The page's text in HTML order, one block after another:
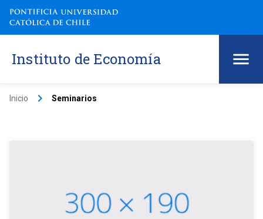
Instituto de Economía
Inicio keyboard_arrow_right Seminarios